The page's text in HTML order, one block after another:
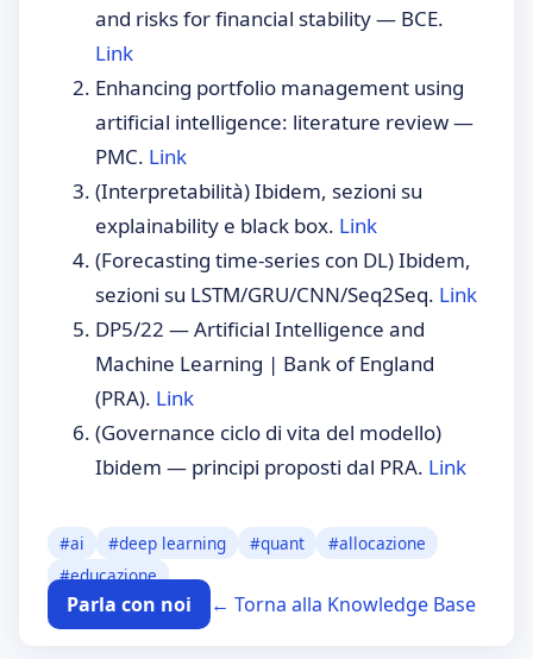
and risks for financial stability — BCE.
Link
Enhancing portfolio management using
artificial intelligence: literature review —
PMC. Link
(Interpretabilità) Ibidem, sezioni su
explainability e black box. Link
(Forecasting time-series con DL) Ibidem,
sezioni su LSTM/GRU/CNN/Seq2Seq. Link
DP5/22 — Artificial Intelligence and
Machine Learning | Bank of England
(PRA). Link
(Governance ciclo di vita del modello)
Ibidem — principi proposti dal PRA. Link
#ai #deep learning #quant #allocazione
#educazione
Parla con noi ← Torna alla Knowledge Base